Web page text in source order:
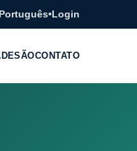
Português•Login
CONTATO